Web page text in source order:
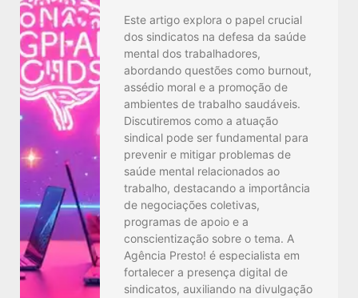
Este artigo explora o papel crucial
dos sindicatos na defesa da saúde
mental dos trabalhadores,
abordando questões como burnout,
assédio moral e a promoção de
ambientes de trabalho saudáveis.
Discutiremos como a atuação
sindical pode ser fundamental para
prevenir e mitigar problemas de
saúde mental relacionados ao
trabalho, destacando a importância
de negociações coletivas,
programas de apoio e a
conscientização sobre o tema. A
Agência Presto! é especialista em
fortalecer a presença digital de
sindicatos, auxiliando na divulgação